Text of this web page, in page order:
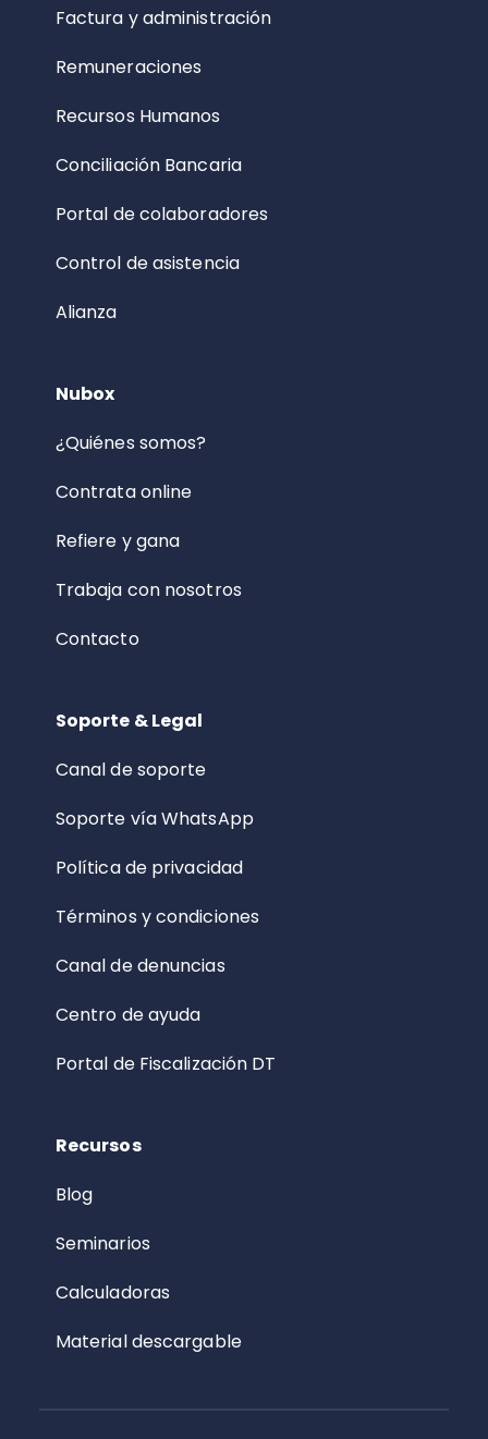
Factura y administración
Remuneraciones
Recursos Humanos
Conciliación Bancaria
Portal de colaboradores
Control de asistencia
Alianza
Nubox
¿Quiénes somos?
Contrata online
Refiere y gana
Trabaja con nosotros
Contacto
Soporte & Legal
Canal de soporte
Soporte vía WhatsApp
Política de privacidad
Términos y condiciones
Canal de denuncias
Centro de ayuda
Portal de Fiscalización DT
Recursos
Blog
Seminarios
Calculadoras
Material descargable